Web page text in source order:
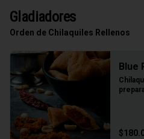
Gladiadores
Orden de Chilaquiles Rellenos
Blue